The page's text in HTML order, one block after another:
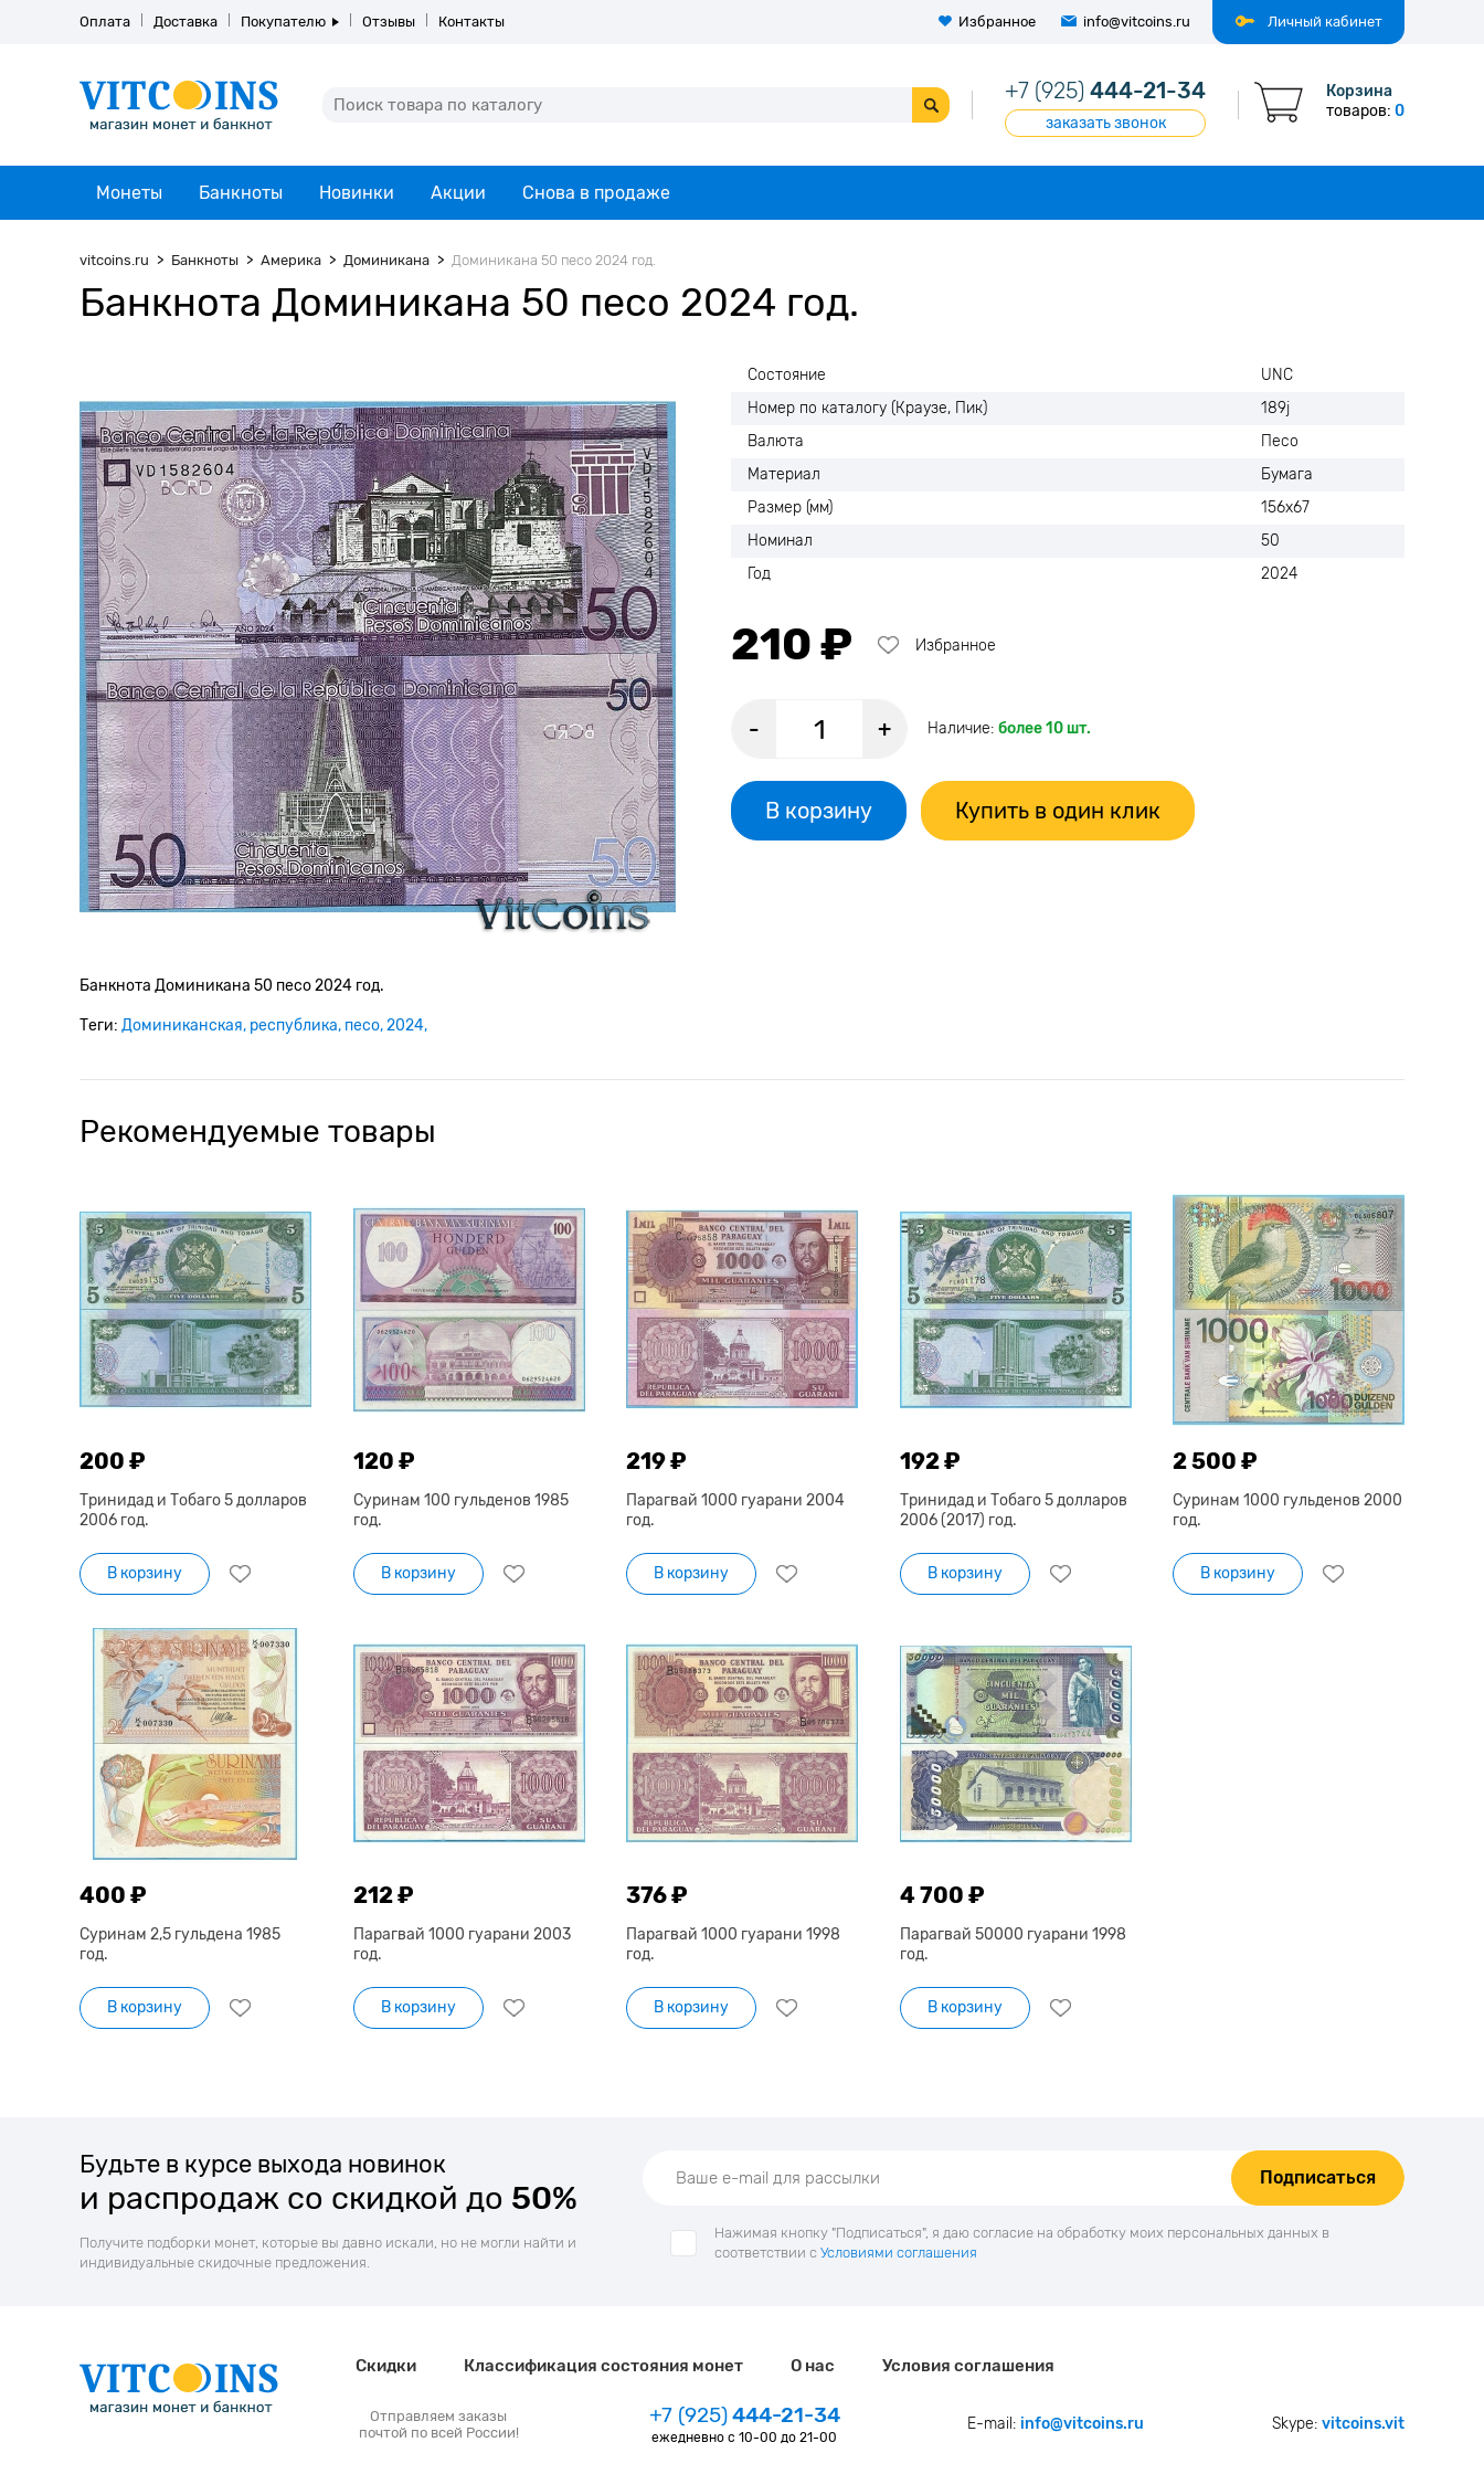
Личный кабинет
Оплата Доставка Покупателю Отзывы Контакты Избранное info@vitcoins.ru
+7 (925) 444-21-34
заказать звонок
Корзина
товаров: 0
Монеты Банкноты Новинки Акции Снова в продаже
vitcoins.ru Банкноты Америка Доминикана Доминикана 50 песо 2024 год.
Банкнота Доминикана 50 песо 2024 год.
Состояние
UNC
Номер по каталогу (Краузе, Пик)
189j
Валюта
Песо
Материал
Бумага
Размер (мм)
156х67
Номинал
50
Год
2024
210 ₽ Избранное
- + Наличие: более 10 шт.
В корзину Купить в один клик
Банкнота Доминикана 50 песо 2024 год.
Теги: Доминиканская республика песо 2024
Рекомендуемые товары
200 ₽
Тринидад и Тобаго 5 долларов
2006 год.
В корзину
120 ₽
Суринам 100 гульденов 1985
год.
В корзину
219 ₽
Парагвай 1000 гуарани 2004
год.
В корзину
192 ₽
Тринидад и Тобаго 5 долларов
2006 (2017) год.
В корзину
2 500 ₽
Суринам 1000 гульденов 2000
год.
В корзину
400 ₽
Суринам 2,5 гульдена 1985
год.
В корзину
212 ₽
Парагвай 1000 гуарани 2003
год.
В корзину
376 ₽
Парагвай 1000 гуарани 1998
год.
В корзину
4 700 ₽
Парагвай 50000 гуарани 1998
год.
В корзину
Будьте в курсе выхода новинок
и распродаж со скидкой до 50%
Получите подборки монет, которые вы давно искали, но не могли найти и
индивидуальные скидочные предложения.
Подписаться
Нажимая кнопку "Подписаться", я даю согласие на обработку моих персональных данных в
соответствии с Условиями соглашения
Скидки Классификация состояния монет О нас Условия соглашения
Отправляем заказы
почтой по всей России!
+7 (925)444-21-34
ежедневно с 10-00 до 21-00
E-mail:info@vitcoins.ru Skype: vitcoins.vit